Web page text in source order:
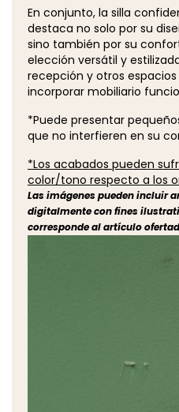
En conjunto, la silla
destaca no solo por su
sino también por su
elección versátil y
recepción y otros
incorporar mobiliario
*Puede presentar
que no interfieren en su
*Los acabados pueden
color/tono respecto a los
Las imágenes pueden incluir
digitalmente con fines
corresponde al artículo